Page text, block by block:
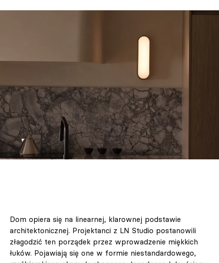
Dom opiera się na linearnej, klarownej podstawie
architektonicznej. Projektanci z LN Studio postanowili
złagodzić ten porządek przez wprowadzenie miękkich
łuków. Pojawiają się one w formie niestandardowego,